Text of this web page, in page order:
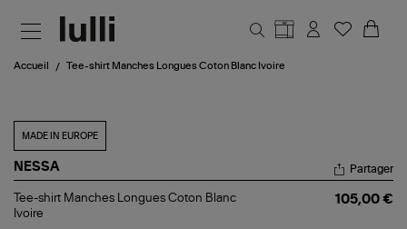
Accueil Tee-shirt Manches Longues Coton Blanc Ivoire
MADE IN EUROPE
NESSA
Tee-
shirt
Partager
Tee-shirt Manches Longues Coton Blanc
Ivoire
105,00 €